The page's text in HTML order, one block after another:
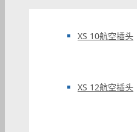
XS 10航空插头
XS 12航空插头